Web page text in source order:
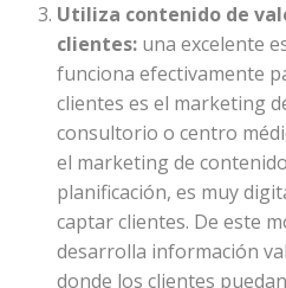
Utiliza contenido de
clientes: una excelente
funciona efectivamente
clientes es el marketing
consultorio o centro
el marketing de
planificación, es muy
captar clientes. De este
desarrolla información
donde los clientes